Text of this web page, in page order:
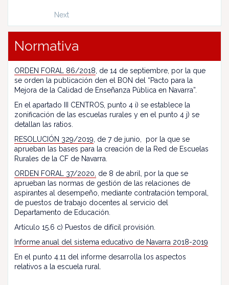
Next
Normativa
ORDEN FORAL 86/2018 , de 14 de septiembre, por la que
se orden la publicación den el BON del “Pacto para la
Mejora de la Calidad de Enseñanza Pública en Navarra”.
En el apartado III CENTROS, punto 4 i) se establece la
zonificación de las escuelas rurales y en el punto 4 j) se
detallan las ratios.
RESOLUCIÓN 329/2019 , de 7 de junio, por la que se
aprueban las bases para la creación de la Red de Escuelas
Rurales de la CF de Navarra.
ORDEN FORAL 37/2020, de 8 de abril, por la que se
aprueban las normas de gestión de las relaciones de
aspirantes al desempeño, mediante contratación temporal,
de puestos de trabajo docentes al servicio del
Departamento de Educación.
Artículo 15.6 c) Puestos de difícil provisión.
Informe anual del sistema educativo de Navarra 2018-2019
En el punto 4.11 del informe desarrolla los aspectos
relativos a la escuela rural.